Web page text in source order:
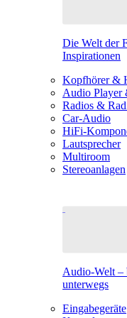
Die Welt der
Inspirationen
Kopfhörer &
Audio Player
Radios &
Car-Audio
HiFi-
Lautsprecher
Multiroom
Stereoanlagen
Audio-Welt –
unterwegs
Eingabegeräte